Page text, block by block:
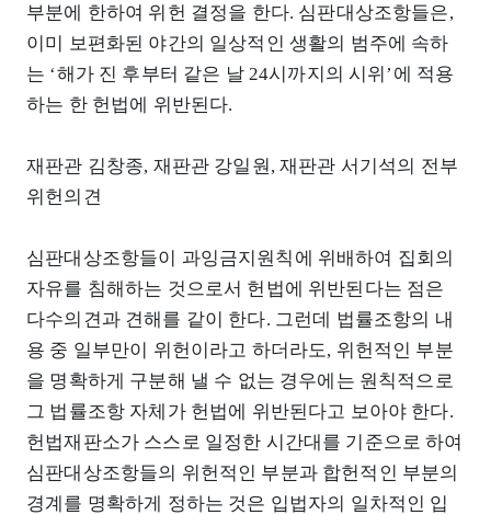
부분에 한하여 위헌 결정을 한다. 심판대상조항들은,
이미 보편화된 야간의 일상적인 생활의 범주에 속하
는 ‘해가 진 후부터 같은 날 24시까지의 시위’에 적용
하는 한 헌법에 위반된다.
재판관 김창종, 재판관 강일원, 재판관 서기석의 전부
위헌의견
심판대상조항들이 과잉금지원칙에 위배하여 집회의
자유를 침해하는 것으로서 헌법에 위반된다는 점은
다수의견과 견해를 같이 한다. 그런데 법률조항의 내
용 중 일부만이 위헌이라고 하더라도, 위헌적인 부분
을 명확하게 구분해 낼 수 없는 경우에는 원칙적으로
그 법률조항 자체가 헌법에 위반된다고 보아야 한다.
헌법재판소가 스스로 일정한 시간대를 기준으로 하여
심판대상조항들의 위헌적인 부분과 합헌적인 부분의
경계를 명확하게 정하는 것은 입법자의 일차적인 입